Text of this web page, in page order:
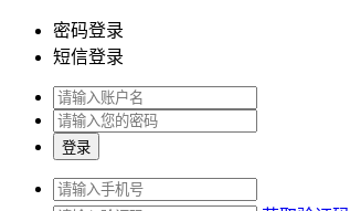
密码登录
短信登录